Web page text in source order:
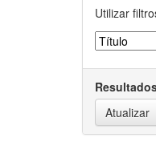
Utilizar